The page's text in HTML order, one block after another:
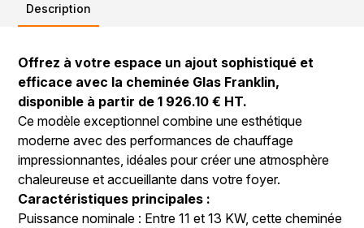
Description
Offrez à votre espace un ajout sophistiqué et
efficace avec la cheminée Glas Franklin,
disponible à partir de 1 926.10 € HT.
Ce modèle exceptionnel combine une esthétique
moderne avec des performances de chauffage
impressionnantes, idéales pour créer une atmosphère
chaleureuse et accueillante dans votre foyer.
Caractéristiques principales :
Puissance nominale : Entre 11 et 13 KW, cette cheminée